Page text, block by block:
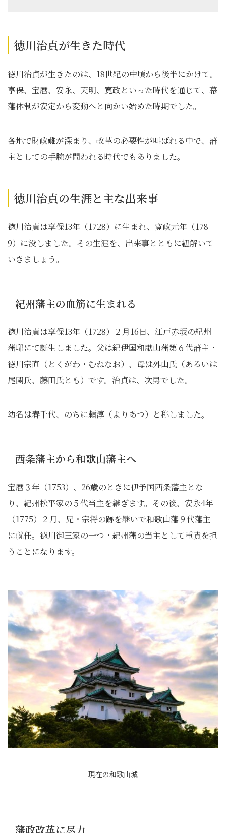
徳川治貞が生きた時代
徳川治貞が生きたのは、18世紀の中頃から後半にかけて。
享保、宝暦、安永、天明、寛政といった時代を通じて、幕
藩体制が安定から変動へと向かい始めた時期でした。
各地で財政難が深まり、改革の必要性が叫ばれる中で、藩
主としての手腕が問われる時代でもありました。
徳川治貞の生涯と主な出来事
徳川治貞は享保13年（1728）に生まれ、寛政元年（178
9）に没しました。その生涯を、出来事とともに紐解いて
いきましょう。
紀州藩主の血筋に生まれる
徳川治貞は享保13年（1728）２月16日、江戸赤坂の紀州
藩邸にて誕生しました。父は紀伊国和歌山藩第６代藩主・
徳川宗直（とくがわ・むねなお）、母は外山氏（あるいは
尾関氏、藤田氏とも）です。治貞は、次男でした。
幼名は春千代、のちに頼淳（よりあつ）と称しました。
西条藩主から和歌山藩主へ
宝暦３年（1753）、26歳のときに伊予国西条藩主とな
り、紀州松平家の５代当主を継ぎます。その後、安永4年
（1775）２月、兄・宗将の跡を継いで和歌山藩９代藩主
に就任。徳川御三家の一つ・紀州藩の当主として重責を担
うことになります。
現在の和歌山城
藩政改革に尽力